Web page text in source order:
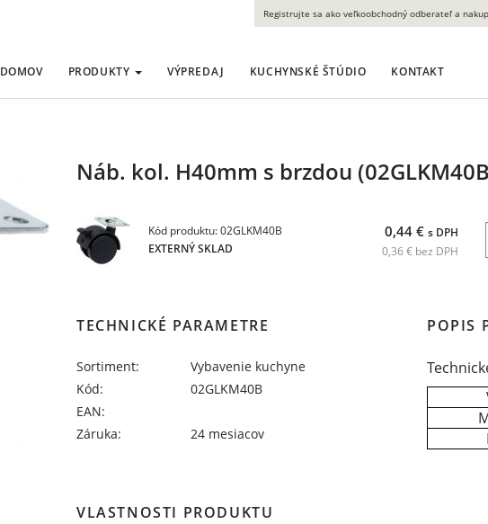
Náb. kol. H40mm s brzdou
Kód produktu: 02GLKM40B
EXTERNÝ SKLAD
0,44 € s DPH
0,36 € bez DPH
TECHNICKÉ PARAMETRE
Sortiment:
Vybavenie kuchyne
Kód:
02GLKM40B
EAN:
Záruka:
24 mesiacov
POPIS
VLASTNOSTI PRODUKTU
Registrujte sa ako veľkoobchodný odberateľ a
DOMOV PRODUKTY VÝPREDAJ KUCHYNSKÉ ŠTÚDIO KONTAKT